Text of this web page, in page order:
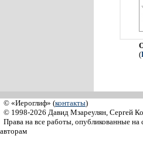
(
© «Иероглиф» (контакты)
© 1998-2026 Давид Мзареулян, Сергей
Права на все работы, опубликованные на
авторам